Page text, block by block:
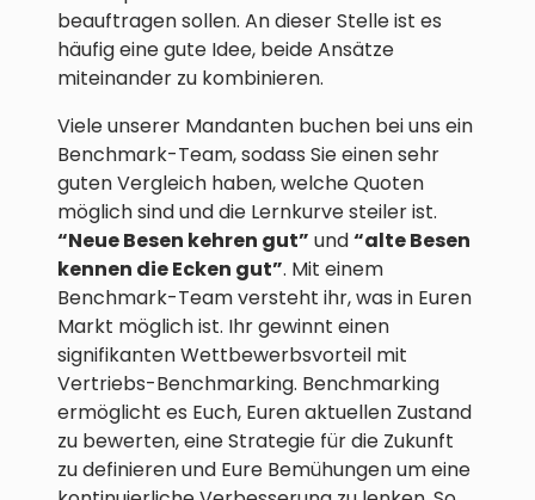
beauftragen sollen. An dieser Stelle ist es
häufig eine gute Idee, beide Ansätze
miteinander zu kombinieren.
Viele unserer Mandanten buchen bei uns ein
Benchmark-Team, sodass Sie einen sehr
guten Vergleich haben, welche Quoten
möglich sind und die Lernkurve steiler ist.
“Neue Besen kehren gut” und“alte Besen
kennen die Ecken gut”. Mit einem
Benchmark-Team versteht ihr, was in Euren
Markt möglich ist. Ihr gewinnt einen
signifikanten Wettbewerbsvorteil mit
Vertriebs-Benchmarking. Benchmarking
ermöglicht es Euch, Euren aktuellen Zustand
zu bewerten, eine Strategie für die Zukunft
zu definieren und Eure Bemühungen um eine